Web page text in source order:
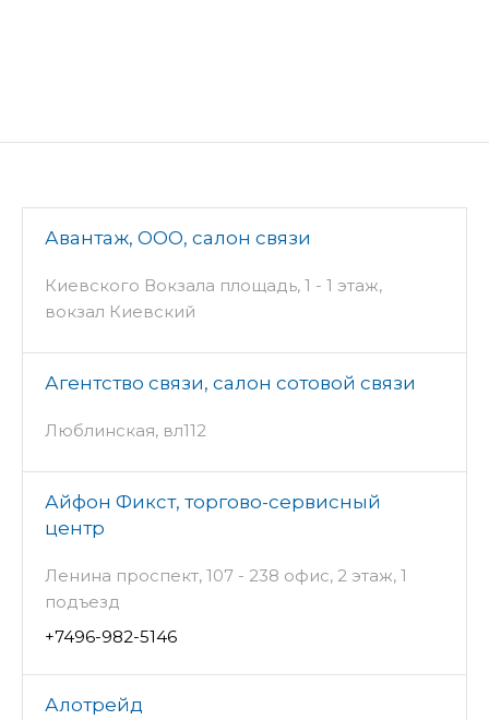
Авантаж, ООО, салон связи
Киевского Вокзала площадь, 1 - 1 этаж,
вокзал Киевский
Агентство связи, салон сотовой связи
Люблинская, вл112
Айфон Фикст, торгово-сервисный
центр
Ленина проспект, 107 - 238 офис, 2 этаж, 1
подъезд
+7496-982-5146
Алотрейд